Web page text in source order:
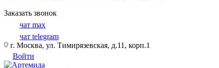
Заказать звонок
чат max
чат telegram
г. Москва, ул. Тимирязевская, д.11, корп.1
Войти